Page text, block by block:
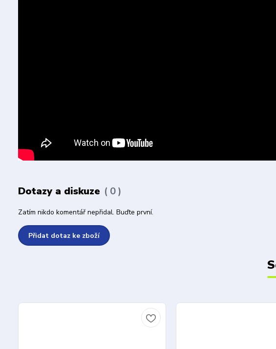
Dotazy a diskuze 0
Zatím nikdo komentář nepřidal. Buďte první.
Přidat dotaz ke zboží